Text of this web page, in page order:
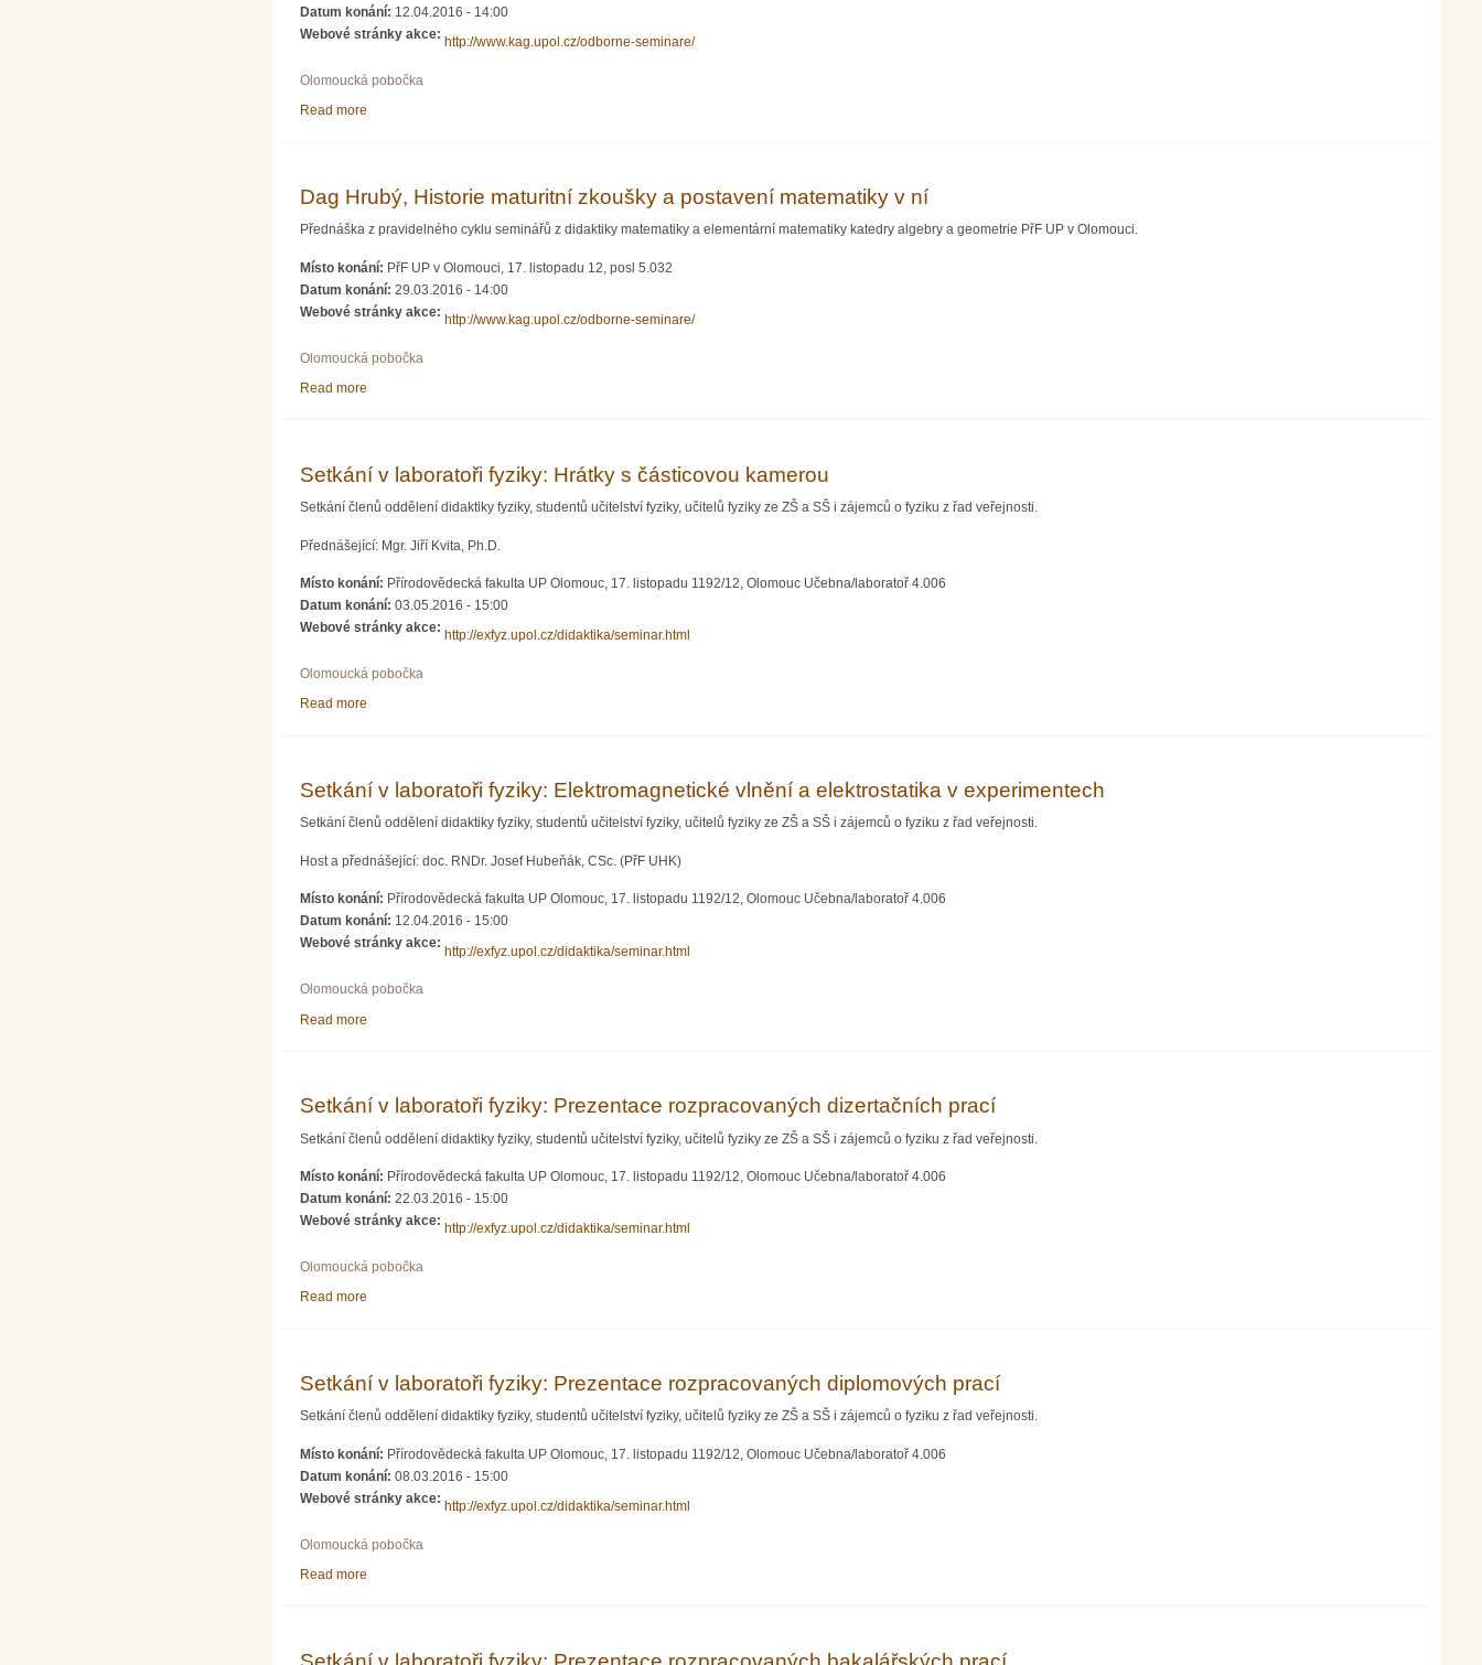
Datum konání: 12.04.2016 - 14:00
Webové stránky akce:
http://www.kag.upol.cz/odborne-seminare/
Olomoucká pobočka
Read more
Dag Hrubý, Historie maturitní zkoušky a postavení matematiky v ní
Přednáška z pravidelného cyklu seminářů z didaktiky matematiky a elementární matematiky katedry algebry a geometrie PřF UP v Olomouci.
Místo konání: PřF UP v Olomouci, 17. listopadu 12, posl 5.032
Datum konání: 29.03.2016 - 14:00
Webové stránky akce:
http://www.kag.upol.cz/odborne-seminare/
Olomoucká pobočka
Read more
Setkání v laboratoři fyziky: Hrátky s částicovou kamerou
Setkání členů oddělení didaktiky fyziky, studentů učitelství fyziky, učitelů fyziky ze ZŠ a SŠ i zájemců o fyziku z řad veřejnosti.
Přednášející: Mgr. Jiří Kvita, Ph.D.
Místo konání: Přírodovědecká fakulta UP Olomouc, 17. listopadu 1192/12, Olomouc Učebna/laboratoř 4.006
Datum konání: 03.05.2016 - 15:00
Webové stránky akce:
http://exfyz.upol.cz/didaktika/seminar.html
Olomoucká pobočka
Read more
Setkání v laboratoři fyziky: Elektromagnetické vlnění a elektrostatika v experimentech
Setkání členů oddělení didaktiky fyziky, studentů učitelství fyziky, učitelů fyziky ze ZŠ a SŠ i zájemců o fyziku z řad veřejnosti.
Host a přednášející: doc. RNDr. Josef Hubeňák, CSc. (PřF UHK)
Místo konání: Přírodovědecká fakulta UP Olomouc, 17. listopadu 1192/12, Olomouc Učebna/laboratoř 4.006
Datum konání: 12.04.2016 - 15:00
Webové stránky akce:
http://exfyz.upol.cz/didaktika/seminar.html
Olomoucká pobočka
Read more
Setkání v laboratoři fyziky: Prezentace rozpracovaných dizertačních prací
Setkání členů oddělení didaktiky fyziky, studentů učitelství fyziky, učitelů fyziky ze ZŠ a SŠ i zájemců o fyziku z řad veřejnosti.
Místo konání: Přírodovědecká fakulta UP Olomouc, 17. listopadu 1192/12, Olomouc Učebna/laboratoř 4.006
Datum konání: 22.03.2016 - 15:00
Webové stránky akce:
http://exfyz.upol.cz/didaktika/seminar.html
Olomoucká pobočka
Read more
Setkání v laboratoři fyziky: Prezentace rozpracovaných diplomových prací
Setkání členů oddělení didaktiky fyziky, studentů učitelství fyziky, učitelů fyziky ze ZŠ a SŠ i zájemců o fyziku z řad veřejnosti.
Místo konání: Přírodovědecká fakulta UP Olomouc, 17. listopadu 1192/12, Olomouc Učebna/laboratoř 4.006
Datum konání: 08.03.2016 - 15:00
Webové stránky akce:
http://exfyz.upol.cz/didaktika/seminar.html
Olomoucká pobočka
Read more